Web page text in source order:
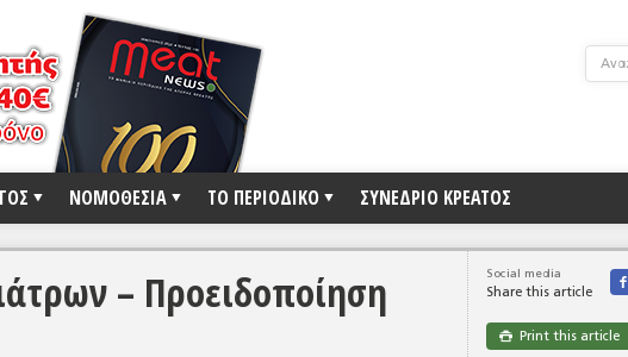
ΝΟΜΟΘΕΣΙΑ ΤΟ ΠΕΡΙΟΔΙΚΟ ΣΥΝΕΔΡΙΟ ΚΡΕΑΤΟΣ
Social media
Share this article

 Print this article
– Προειδοποίηση